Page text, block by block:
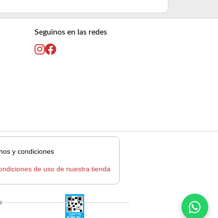
Seguinos en las redes
y condiciones
de uso de nuestra tienda